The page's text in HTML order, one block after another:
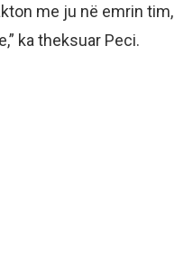
me ju në emrin tim,
ka theksuar Peci.